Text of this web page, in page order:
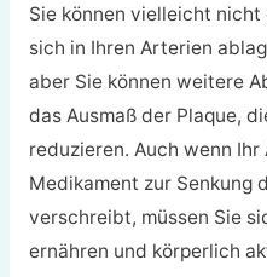
Sie können vielleicht
sich in Ihren Arterien
aber Sie können weitere
das Ausmaß der Plaque,
reduzieren. Auch wenn
Medikament zur Senkung
verschreibt, müssen Sie
ernähren und körperlich